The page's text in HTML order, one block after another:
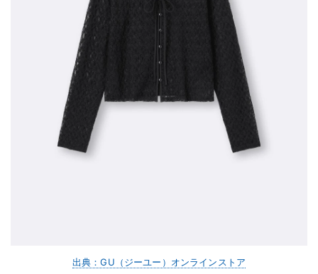
出典：GU（ジーユー）オンラインストア